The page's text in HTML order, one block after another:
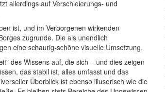
allerdings auf Verschleierungs- und
ist, und im Verborgenen wirkenden
zugrunde. Die als unendlich
eine schaurig-schöne visuelle Umsetzung.
des Wissens auf, die sich – und dies zeigen
das stabil ist, alles umfasst und das
Überblick ist ebenso illusorisch wie die